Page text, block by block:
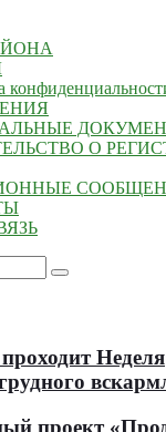
О
Неделя
проект